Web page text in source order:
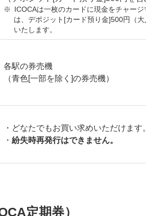
※
ICOCAは一枚のカードに現金をチャー
は、デポジット[カード預り金]500円（
いたします。
各駅の券売機
（青色[一部を除く]の券売機）
・どなたでもお買い求めいただけます。
・ 紛失時再発行はできません。
定期券）